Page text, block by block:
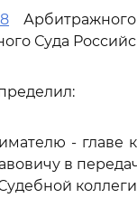
Суда
- главе
в